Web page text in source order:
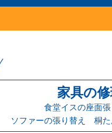
家具の
食堂イスの座面張
ソファーの張り替え 桐た